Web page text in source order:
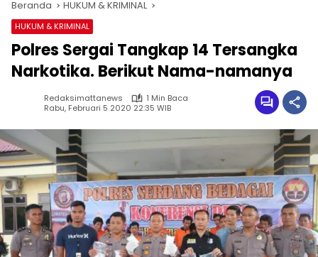
Beranda HUKUM & KRIMINAL
HUKUM & KRIMINAL
Polres Sergai Tangkap 14 Tersangka
Narkotika. Berikut Nama-namanya
Redaksimattanews
1 Min Baca
Rabu, Februari 5 2020 22:35 WIB